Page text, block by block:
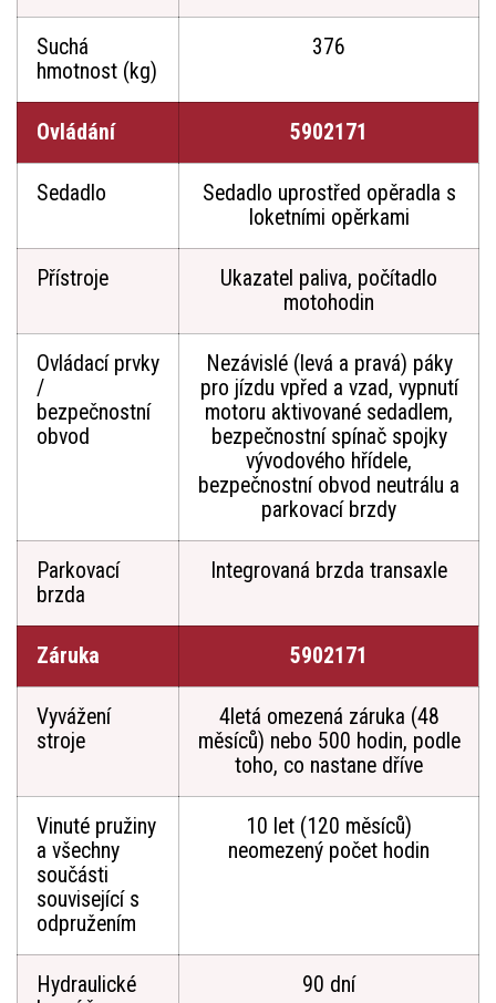
Suchá
hmotnost (kg)
376
Ovládání 5902171
Sedadlo
Sedadlo uprostřed opěradla s
loketními opěrkami
Přístroje
Ukazatel paliva, počítadlo
motohodin
Ovládací prvky
/
bezpečnostní
obvod
Nezávislé (levá a pravá) páky
pro jízdu vpřed a vzad, vypnutí
motoru aktivované sedadlem,
bezpečnostní spínač spojky
vývodového hřídele,
bezpečnostní obvod neutrálu a
parkovací brzdy
Parkovací
brzda
Integrovaná brzda transaxle
Záruka 5902171
Vyvážení
stroje
4letá omezená záruka (48
měsíců) nebo 500 hodin, podle
toho, co nastane dříve
Vinuté pružiny
a všechny
součásti
související s
odpružením
10 let (120 měsíců)
neomezený počet hodin
Hydraulické
90 dní